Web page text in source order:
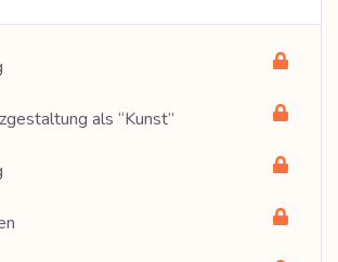
als “Kunst”